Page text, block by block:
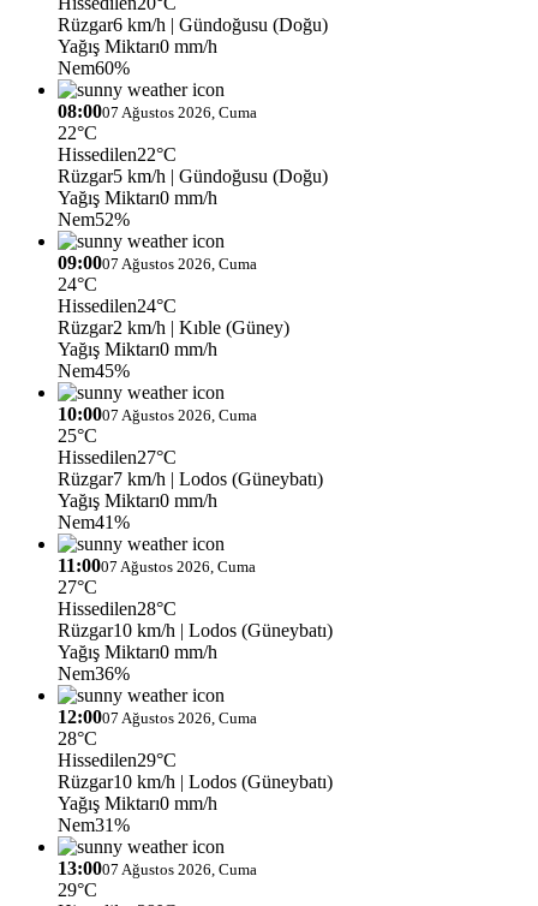
Rüzgar6 km/h | Gündoğusu (Doğu)
Yağış Miktarı0 mm/h
Nem60%
08:0007 Ağustos 2026, Cuma
22°C
Hissedilen22°C
Rüzgar5 km/h | Gündoğusu (Doğu)
Yağış Miktarı0 mm/h
Nem52%
09:0007 Ağustos 2026, Cuma
24°C
Hissedilen24°C
Rüzgar2 km/h | Kıble (Güney)
Yağış Miktarı0 mm/h
Nem45%
10:0007 Ağustos 2026, Cuma
25°C
Hissedilen27°C
Rüzgar7 km/h | Lodos (Güneybatı)
Yağış Miktarı0 mm/h
Nem41%
11:0007 Ağustos 2026, Cuma
27°C
Hissedilen28°C
Rüzgar10 km/h | Lodos (Güneybatı)
Yağış Miktarı0 mm/h
Nem36%
12:0007 Ağustos 2026, Cuma
28°C
Hissedilen29°C
Rüzgar10 km/h | Lodos (Güneybatı)
Yağış Miktarı0 mm/h
Nem31%
13:0007 Ağustos 2026, Cuma
29°C